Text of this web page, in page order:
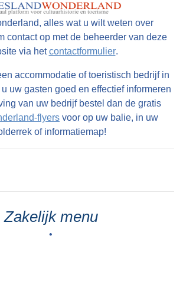
alles wat u wilt weten over
contact op met de beheerder van deze
via hetcontactformulier.
accommodatie of toeristisch bedrijf in
uw gasten goed en effectief informeren
van uw bedrijf bestel dan de gratis
flyers voor op uw balie, in uw
of informatiemap!
Zakelijk menu
•